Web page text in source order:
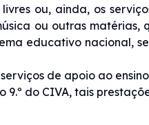
ou, ainda, os
ou outras
educativo nacional,
de apoio ao
do CIVA, tais